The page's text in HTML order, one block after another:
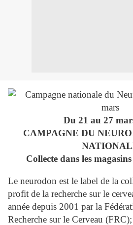
Du 21 au 27
CAMPAGNE DU
Collecte dans les
Le neurodon est le label de la
profit de la recherche sur le
année depuis 2001 par la
Recherche sur le Cerveau